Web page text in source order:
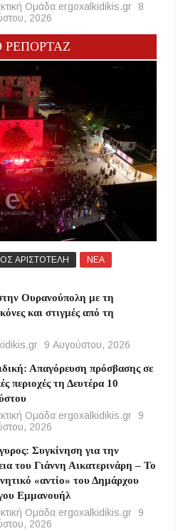
Ομάδα ergoxalkidikis.gr
8
2026
ΡΕΠΟΡΤΑΖ
ΑΡΙΣΤΟΤΕΛΗ
ΝΕΑ
Ουρανούπολη με τη
και στιγμές από τη
9 Αυγούστου, 2026
Απαγόρευση πρόσβασης σε
περιοχές τη Δευτέρα 10
Ομάδα ergoxalkidikis.gr
9
2026
Συγκίνηση για την
του Γιάννη Αικατερινάρη – Το
«αντίο» του Δημάρχου
Εμμανουήλ
Ομάδα ergoxalkidikis.gr
9
2026